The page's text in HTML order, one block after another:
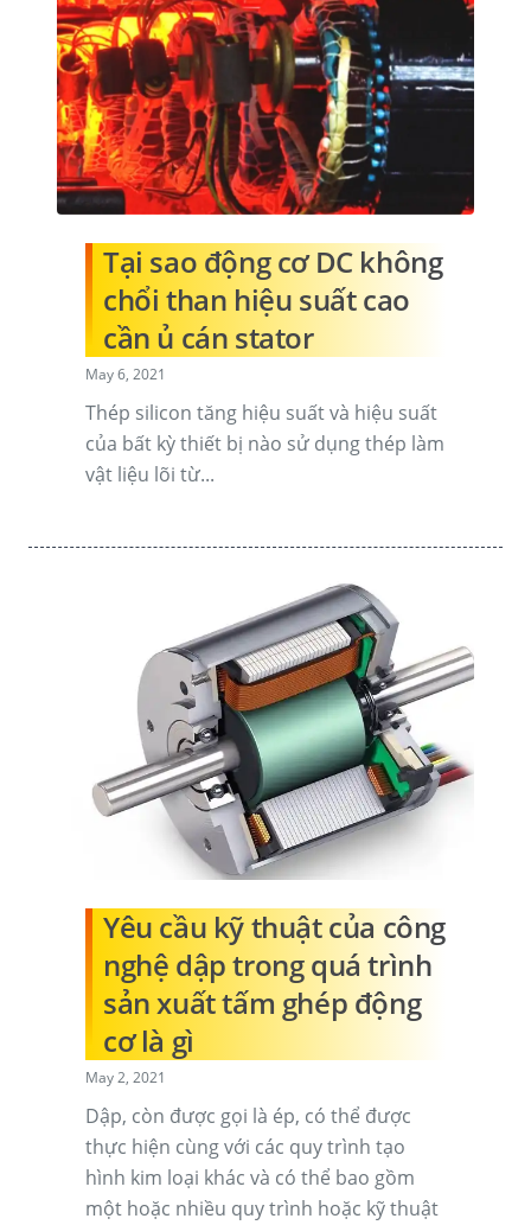
Tại sao động cơ DC không
chổi than hiệu suất cao
cần ủ cán stator
May 6, 2021
Thép silicon tăng hiệu suất và hiệu suất
của bất kỳ thiết bị nào sử dụng thép làm
vật liệu lõi từ...
Yêu cầu kỹ thuật của công
nghệ dập trong quá trình
sản xuất tấm ghép động
cơ là gì
May 2, 2021
Dập, còn được gọi là ép, có thể được
thực hiện cùng với các quy trình tạo
hình kim loại khác và có thể bao gồm
một hoặc nhiều quy trình hoặc kỹ thuật